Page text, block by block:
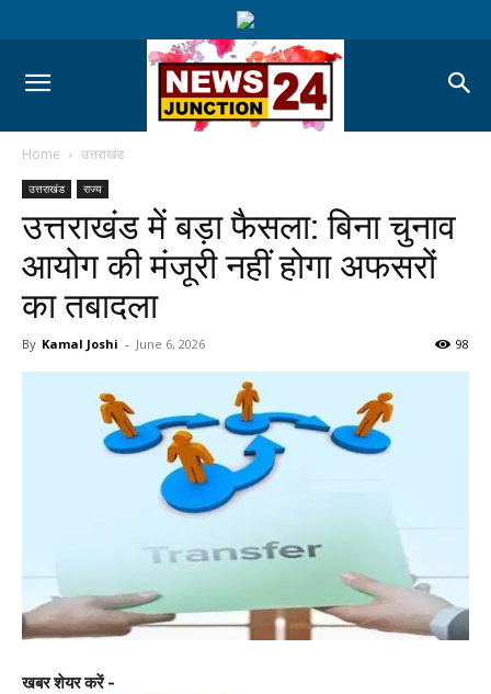
Home उत्तराखंड
उत्तराखंड राज्य
उत्तराखंड में बड़ा फैसला: बिना चुनाव
आयोग की मंजूरी नहीं होगा अफसरों
का तबादला
By Kamal Joshi - June 6, 2026 98
खबर शेयर करें -